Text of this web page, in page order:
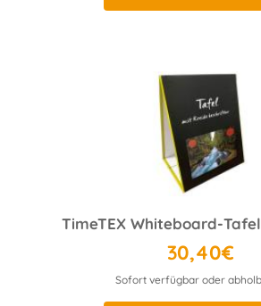
30,40€
Sofort verfügbar oder